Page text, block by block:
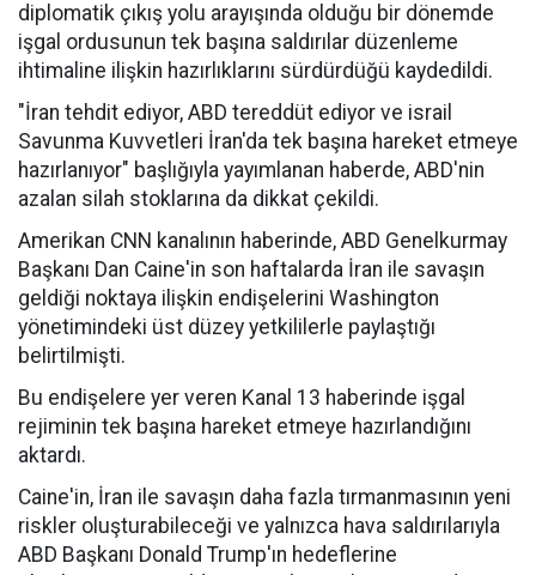
diplomatik çıkış yolu arayışında olduğu bir dönemde
işgal ordusunun tek başına saldırılar düzenleme
ihtimaline ilişkin hazırlıklarını sürdürdüğü kaydedildi.
"İran tehdit ediyor, ABD tereddüt ediyor ve israil
Savunma Kuvvetleri İran'da tek başına hareket etmeye
hazırlanıyor" başlığıyla yayımlanan haberde, ABD'nin
azalan silah stoklarına da dikkat çekildi.
Amerikan CNN kanalının haberinde, ABD Genelkurmay
Başkanı Dan Caine'in son haftalarda İran ile savaşın
geldiği noktaya ilişkin endişelerini Washington
yönetimindeki üst düzey yetkililerle paylaştığı
belirtilmişti.
Bu endişelere yer veren Kanal 13 haberinde işgal
rejiminin tek başına hareket etmeye hazırlandığını
aktardı.
Caine'in, İran ile savaşın daha fazla tırmanmasının yeni
riskler oluşturabileceği ve yalnızca hava saldırılarıyla
ABD Başkanı Donald Trump'ın hedeflerine